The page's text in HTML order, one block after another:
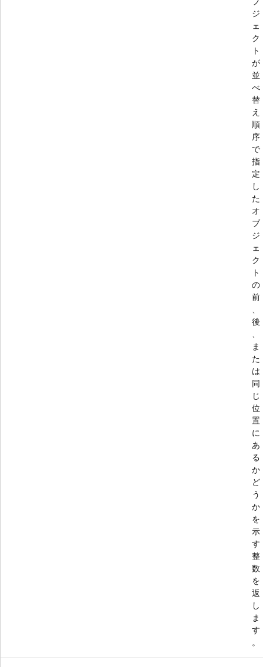
ジ
ェ
ク
ト
が
並
べ
替
え
順
序
で
指
定
し
た
オ
ブ
ジ
ェ
ク
ト
の
前
後
ま
た
は
同
じ
位
置
に
あ
る
か
ど
う
か
を
示
す
整
数
を
返
し
ま
す
。